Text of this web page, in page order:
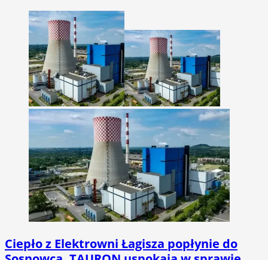
Ciepło z Elektrowni Łagisza popłynie do